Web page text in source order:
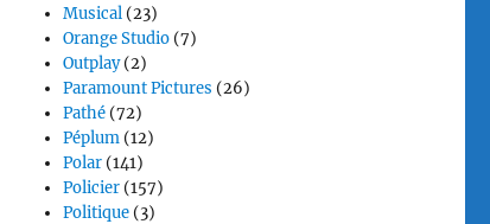
Musical (23)
Orange Studio (7)
Outplay(2)
Paramount Pictures (26)
Pathé (72)
Péplum (12)
Polar (141)
Policier (157)
Politique (3)